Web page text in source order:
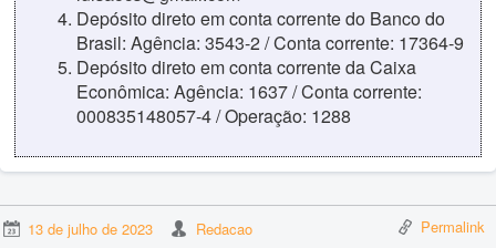
Depósito direto em conta corrente do Banco do
Brasil: Agência: 3543-2 / Conta corrente: 17364-9
Depósito direto em conta corrente da Caixa
Econômica: Agência: 1637 / Conta corrente:
000835148057-4 / Operação: 1288
13 de julho de 2023 Redacao Permalink